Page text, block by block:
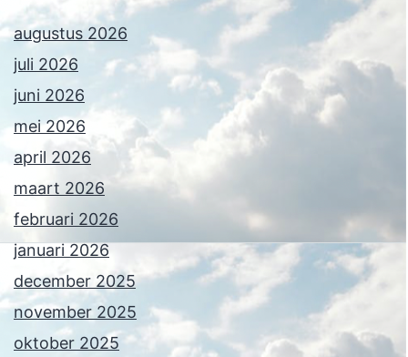
augustus 2026
juli 2026
juni 2026
mei 2026
april 2026
maart 2026
februari 2026
januari 2026
december 2025
november 2025
oktober 2025